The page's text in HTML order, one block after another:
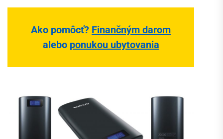
Ako pomôcť? Finančným darom
alebo ponukou ubytovania